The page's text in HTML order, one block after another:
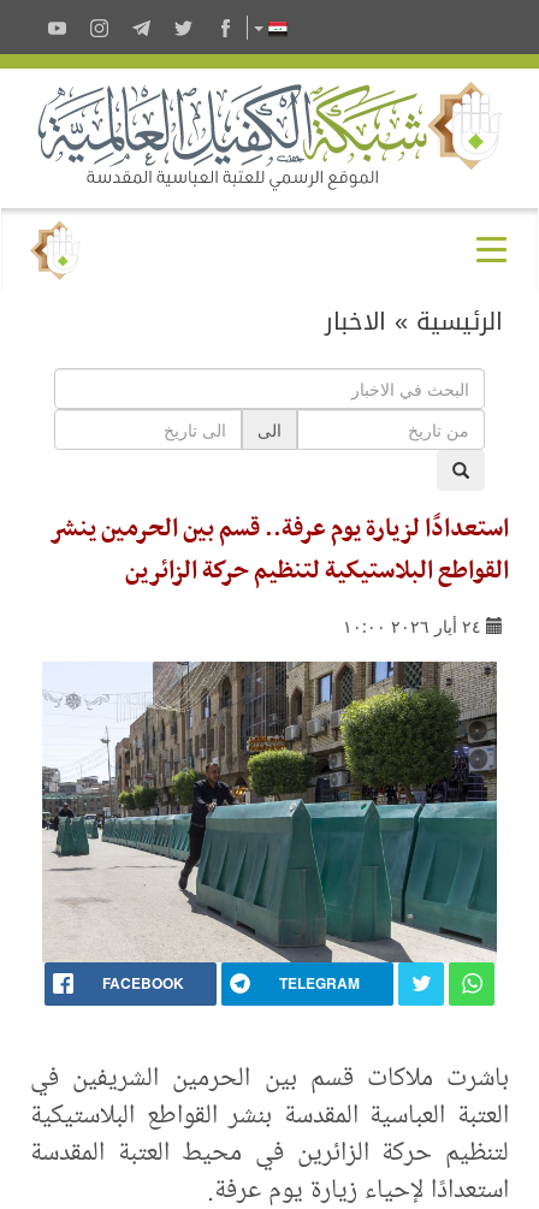
الرئيسية » الاخبار
الى
استعدادًا لزيارة يوم عرفة.. قسم بين الحرمين ينشر
القواطع البلاستيكية لتنظيم حركة الزائرين
٢٤ أيار ٢٠٢٦ ١٠:٠٠
FACEBOOK TELEGRAM
باشرت ملاكات قسم بين الحرمين الشريفين في
العتبة العباسية المقدسة بنشر القواطع البلاستيكية
لتنظيم حركة الزائرين في محيط العتبة المقدسة
استعدادًا لإحياء زيارة يوم عرفة.